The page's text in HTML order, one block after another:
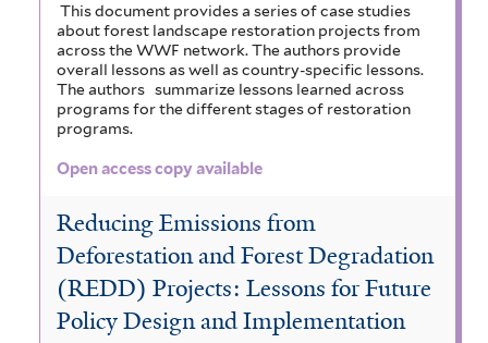
This document provides a series of case studies
about forest landscape restoration projects from
across the WWF network. The authors provide
overall lessons as well as country-specific lessons.
The authors summarize lessons learned across
programs for the different stages of restoration
programs.
Open access copy available
Reducing Emissions from
Deforestation and Forest Degradation
(REDD) Projects: Lessons for Future
Policy Design and Implementation